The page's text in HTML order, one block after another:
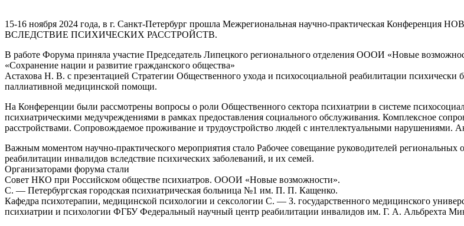
15-16 ноября 2024 года, в г. Санкт-Петербург прошла Межрегиональная научно-практическая
ВСЛЕДСТВИЕ ПСИХИЧЕСКИХ РАССТРОЙСТВ.
В работе Форума приняла участие Председатель Липецкого регионального отделения ОООИ «Новые
«Сохранение нации и развитие гражданского общества»
Астахова Н. В. с презентацией Стратегии Общественного ухода и психосоциальной реабилитации
паллиативной медицинской помощи.
На Конференции были рассмотрены вопросы о роли Общественного сектора психиатрии в системе
психиатрическими медучреждениями в рамках предоставления социального обслуживания. Комплексное
расстройствами. Сопровождаемое проживание и трудоустройство людей с интеллектуальными
Важным моментом научно-практического мероприятия стало Рабочее совещание руководителей
реабилитации инвалидов вследствие психических заболеваний, и их семей.
Организаторами форума стали
Совет НКО при Российском обществе психиатров. ОООИ «Новые возможности».
С. — Петербургская городская психиатрическая больница №1 им. П. П. Кащенко.
Кафедра психотерапии, медицинской психологии и сексологии С. — З. государственного медицинского
психиатрии и психологии ФГБУ Федеральный научный центр реабилитации инвалидов им. Г. А. Альбрехта